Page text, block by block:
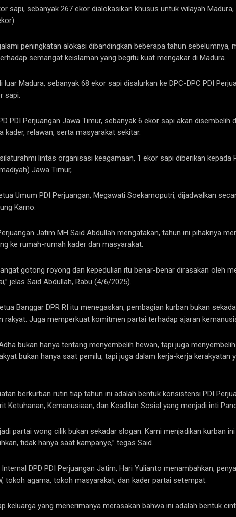
sapi, sebanyak 267 ekor dialokasikan khusus untuk wilayah
peningkatan alokasi dibandingkan beberapa tahun
semangat keislaman yang begitu kuat mengakar di Madura.
luar Madura, sebanyak 68 ekor sapi disalurkan ke DPC-DPC PDI
sapi.
PDI Perjuangan Jawa Timur, sebanyak 6 ekor sapi akan
kader, relawan, serta masyarakat sekitar.
lintas organisasi keagamaan, 1 ekor sapi diberikan
Jawa Timur,
Umum PDI Perjuangan, Megawati Soekarnoputri, dijadwalkan
Karno.
Jatim MH Said Abdullah mengatakan, tahun ini pihaknya
ke rumah-rumah kader dan masyarakat.
gotong royong dan kepedulian itu benar-benar dirasakan oleh
jelas Said Abdullah, Rabu (4/6/2025).
Banggar DPR RI itu menegaskan, pembagian kurban bukan
rakyat. Juga memperkuat komitmen partai terhadap ajaran
bukan hanya tentang menyembelih hewan, tapi juga
bukan hanya saat pemilu, tapi juga dalam kerja-kerja
berkurban rutin tiap tahun ini adalah bentuk konsistensi PDI
Ketuhanan, Kemanusiaan, dan Keadilan Sosial yang menjadi inti
partai wong cilik bukan sekadar slogan. Kami menjadikan kurban
tidak hanya saat kampanye,” tegas Said.
DPD PDI Perjuangan Jatim, Hari Yulianto menambahkan,
tokoh agama, tokoh masyarakat, dan kader partai setempat.
keluarga yang menerimanya merasakan bahwa ini adalah bentuk